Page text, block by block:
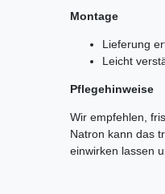
Montage
Lieferung
Leicht
Pflegehinweise
Wir empfehlen,
Natron kann das
einwirken lassen